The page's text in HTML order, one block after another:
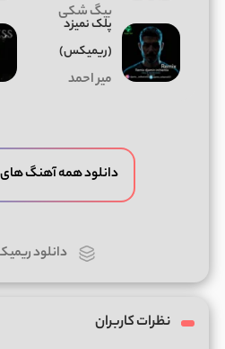
بیگ شکی
پلک نمیزد
(ریمیکس)
میر احمد
دانلود همه آهنگ
دانلود
نظرات کاربران